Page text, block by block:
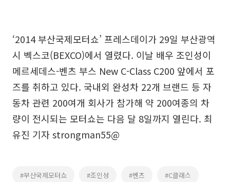
‘2014 부산국제모터쇼’ 프레스데이가 29일 부산광역
시 벡스코(BEXCO)에서 열렸다. 이날 배우 조인성이
메르세데스-벤츠 부스 New C-Class C200 앞에서 포
즈를 취하고 있다. 국내외 완성차 22개 브랜드 등 자
동차 관련 200여개 회사가 참가해 약 200여종의 차
량이 전시되는 모터쇼는 다음 달 8일까지 열린다. 최
유진 기자 strongman55@
#부산국제모터쇼 #조인성 #벤츠 #C클래스